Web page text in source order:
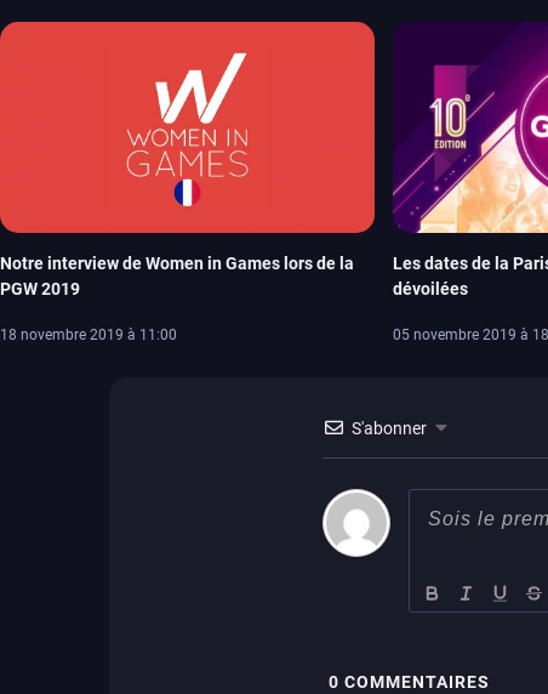
Notre interview de Women in Games lors de la
PGW 2019
18 novembre 2019 à 11:00
Les dates de la
dévoilées
05 novembre 2019 à
S'abonner
0 COMMENTAIRES